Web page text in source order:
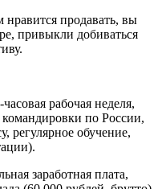
продавать, вы
привыкли добиваться
рабочая неделя,
по России,
регулярное обучение,
заработная плата,